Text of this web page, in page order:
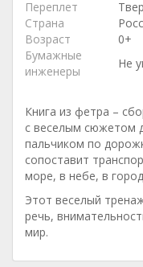
Переплет
Страна
Возраст
0+
Бумажные
инженеры
Не
Книга из фетра –
с веселым сюжетом
пальчиком по
сопоставит
море, в небе, в
Этот веселый
речь,
мир.